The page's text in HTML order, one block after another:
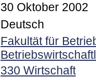
30 Oktober 2002
Deutsch
Fakultät für
330 Wirtschaft